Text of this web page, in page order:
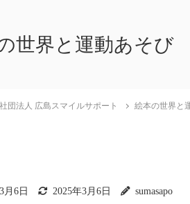
世界と運動あそび
団法人 広島スマイルサポート 絵本の世界と
月6日 2025年3月6日
sumasapo